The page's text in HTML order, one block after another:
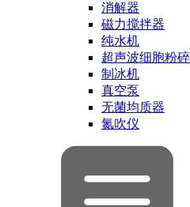
消解器
磁力搅拌器
纯水机
超声波细胞粉
制冰机
真空泵
无菌均质器
氮吹仪